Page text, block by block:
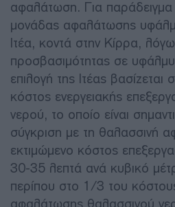
αφαλάτωση. Για
μονάδας αφαλάτωσης
Ιτέα, κοντά στην Κίρρα,
προσβασιμότητας σε
επιλογή της Ιτέας
κόστος ενεργειακής
νερού, το οποίο είναι
σύγκριση με τη θαλασσινή
εκτιμώμενο κόστος
30-35 λεπτά ανά κυβικό
περίπου στο 1/3 του
αφαλάτωσης θαλασσινού